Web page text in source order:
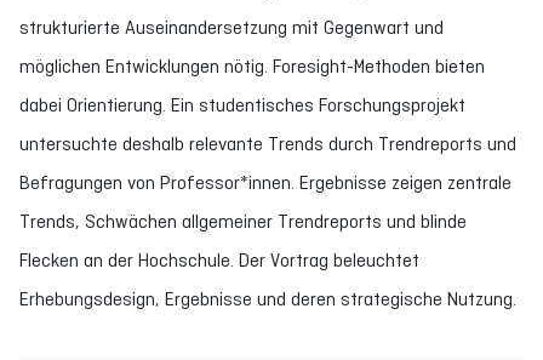
strukturierte Auseinandersetzung mit Gegenwart und
möglichen Entwicklungen nötig. Foresight-Methoden bieten
dabei Orientierung. Ein studentisches Forschungsprojekt
untersuchte deshalb relevante Trends durch Trendreports und
Befragungen von Professor*innen. Ergebnisse zeigen zentrale
Trends, Schwächen allgemeiner Trendreports und blinde
Flecken an der Hochschule. Der Vortrag beleuchtet
Erhebungsdesign, Ergebnisse und deren strategische Nutzung.